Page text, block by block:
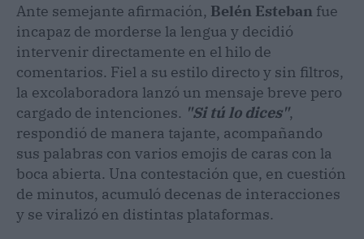
Ante semejante afirmación, Belén Esteban fue
incapaz de morderse la lengua y decidió
intervenir directamente en el hilo de
comentarios. Fiel a su estilo directo y sin filtros,
la excolaboradora lanzó un mensaje breve pero
cargado de intenciones. "Si tú lo dices",
respondió de manera tajante, acompañando
sus palabras con varios emojis de caras con la
boca abierta. Una contestación que, en cuestión
de minutos, acumuló decenas de interacciones
y se viralizó en distintas plataformas.